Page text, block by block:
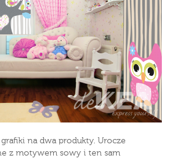
na dwa produkty. Urocze
z motywem sowy i ten sam